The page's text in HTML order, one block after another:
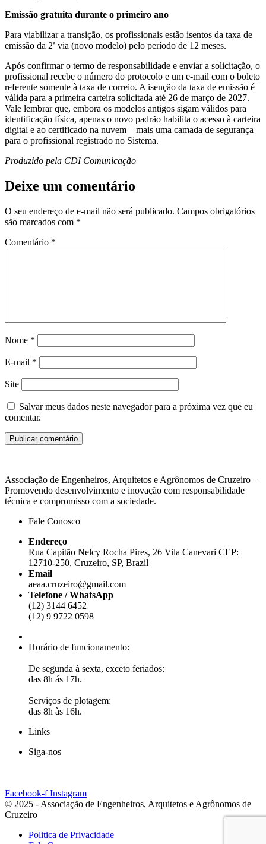
Emissão gratuita durante o primeiro ano
Para viabilizar a transição, os profissionais estão isentos da taxa de
emissão da 2ª via (novo modelo) pelo período de 12 meses.
Após confirmar o termo de responsabilidade e enviar a solicitação, o
profissional recebe o número do protocolo e um e-mail com o boleto
referente somente à taxa de correio. A isenção da taxa de emissão é
válida para a primeira carteira solicitada até 26 de março de 2027.
Vale lembrar que, embora os modelos antigos sigam válidos para
identificação física, apenas o novo padrão habilita o acesso à carteira
digital e ao certificado na nuvem – mais uma camada de segurança
para o profissional registrado no Sistema.
Produzido pela CDI Comunicação
Deixe um comentário
O seu endereço de e-mail não será publicado. Campos obrigatórios
são marcados com *
Comentário *
Nome *
E-mail *
Site
Salvar meus dados neste navegador para a próxima vez que eu
comentar.
Associação de Engenheiros, Arquitetos e Agrônomos de Cruzeiro –
Promovendo desenvolvimento e inovação com responsabilidade
técnica e compromisso com a sociedade.
Fale Conosco
Endereço
Rua Capitão Nelcy Rocha Pires, 26 Vila Canevari CEP:
12710-250, Cruzeiro, SP, Brazil
Email
aeaa.cruzeiro@gmail.com
Telefone / WhatsApp
(12) 3144 6452
(12) 9 9722 0598
Horário de funcionamento:
De segunda à sexta, exceto feriados:
das 8h ás 17h.
Serviços de plotagem:
das 8h às 16h.
Links
Siga-nos
Facebook-f Instagram
© 2025 - Associação de Engenheiros, Arquitetos e Agrônomos de
Cruzeiro
Politica de Privacidade